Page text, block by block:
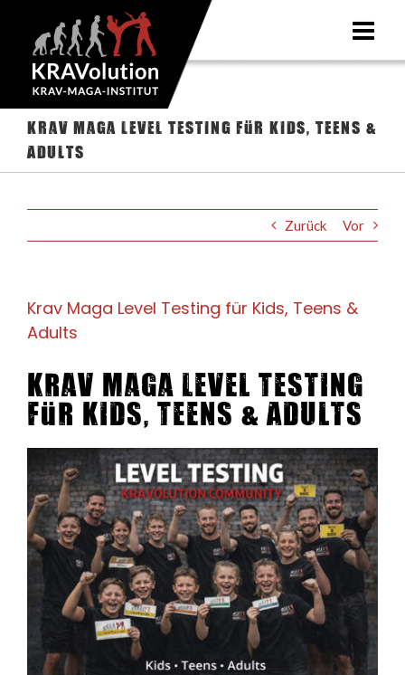
springen
Krav Maga Level Testing für Kids, Teens &
Adults
Zurück Vor
Krav Maga Level Testing für Kids, Teens &
Adults
Krav Maga Level Testing
für Kids, Teens & Adults